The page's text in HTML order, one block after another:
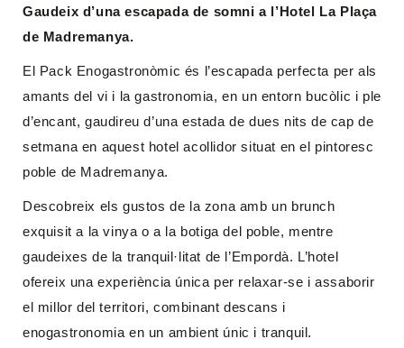
Gaudeix d’una escapada de somni a l’Hotel La Plaça
de Madremanya.
El Pack Enogastronòmic és l’escapada perfecta per als
amants del vi i la gastronomia, en un entorn bucòlic i ple
d’encant, gaudireu d’una estada de dues nits de cap de
setmana en aquest hotel acollidor situat en el pintoresc
poble de Madremanya.
Descobreix els gustos de la zona amb un brunch
exquisit a la vinya o a la botiga del poble, mentre
gaudeixes de la tranquil·litat de l’Empordà. L’hotel
ofereix una experiència única per relaxar-se i assaborir
el millor del territori, combinant descans i
enogastronomia en un ambient únic i tranquil.